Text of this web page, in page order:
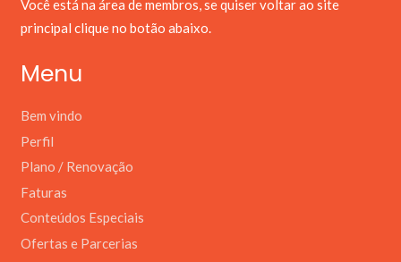
Você está na área de membros, se quiser voltar ao site
principal clique no botão abaixo.
Menu
Bem vindo
Perfil
Plano / Renovação
Faturas
Conteúdos Especiais
Ofertas e Parcerias